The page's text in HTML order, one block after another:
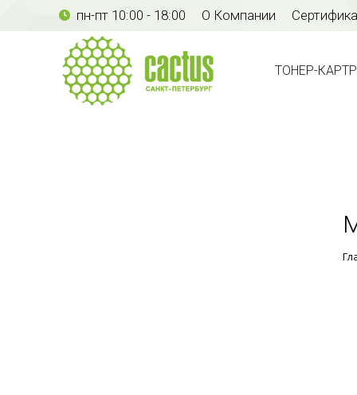
пн-пт 10:00 - 18:00 О Компании
ТОНЕР-